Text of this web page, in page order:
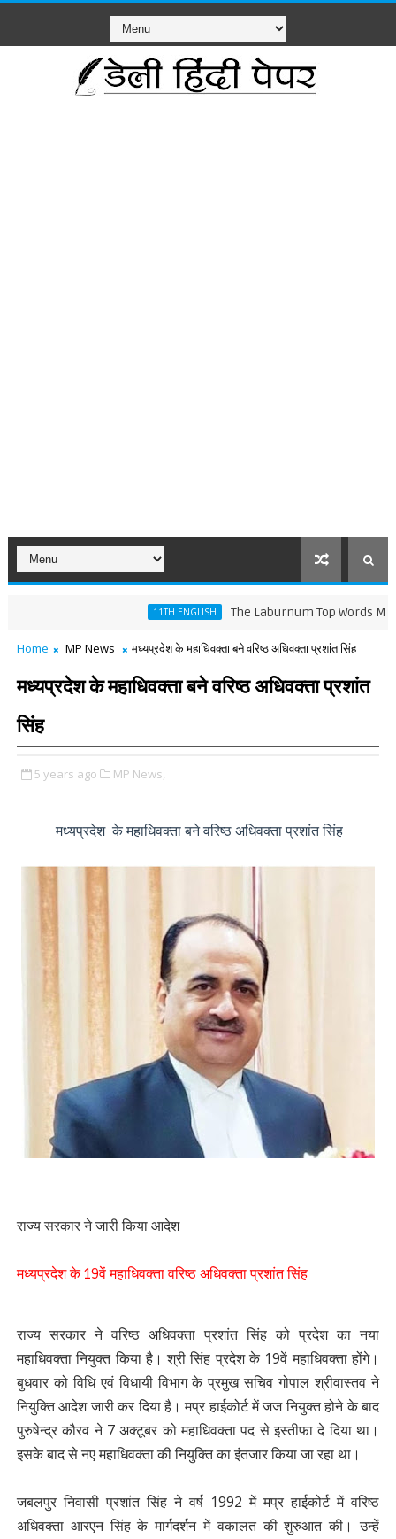
11TH ENGLISH The Laburnum Top Words Meaning
Home MP News मध्यप्रदेश के महाधिवक्ता बने वरिष्ठ अधिवक्ता प्रशांत सिंह
मध्यप्रदेश के महाधिवक्ता बने वरिष्ठ अधिवक्ता प्रशांत
सिंह
5 years ago MP News,
मध्यप्रदेश के महाधिवक्ता बने वरिष्ठ अधिवक्ता प्रशांत सिंह
राज्य सरकार ने जारी किया आदेश
मध्यप्रदेश के 19वें महाधिवक्ता वरिष्ठ अधिवक्ता प्रशांत सिंह
राज्य सरकार ने वरिष्ठ अधिवक्ता प्रशांत सिंह को प्रदेश का नया
महाधिवक्ता नियुक्त किया है। श्री सिंह प्रदेश के 19वें महाधिवक्ता होंगे।
बुधवार को विधि एवं विधायी विभाग के प्रमुख सचिव गोपाल श्रीवास्तव ने
नियुक्ति आदेश जारी कर दिया है। मप्र हाईकोर्ट में जज नियुक्त होने के बाद
पुरुषेन्द्र कौरव ने 7 अक्टूबर को महाधिवक्ता पद से इस्तीफा दे दिया था।
इसके बाद से नए महाधिवक्ता की नियुक्ति का इंतजार किया जा रहा था।
जबलपुर निवासी प्रशांत सिंह ने वर्ष 1992 में मप्र हाईकोर्ट में वरिष्ठ
अधिवक्ता आरएन सिंह के मार्गदर्शन में वकालत की शुरुआत की। उन्हें